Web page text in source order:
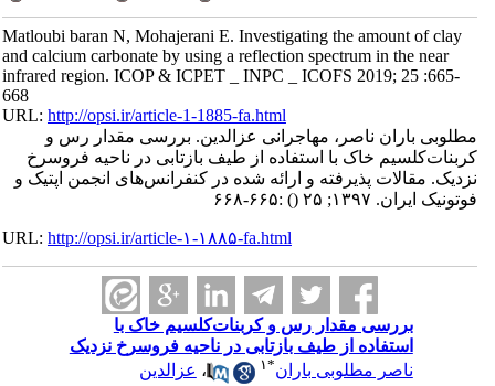
Matloubi baran N, Mohajerani E. Investigating the amount of clay
and calcium carbonate by using a reflection spectrum in the near
infrared region. ICOP & ICPET _ INPC _ ICOFS 2019; 25 :665-
668
URL:http://opsi.ir/article-1-1885-fa.html
مطلوبی باران ناصر، مهاجرانی عزالدین. بررسی مقدار رس و
کربنات‌کلسیم خاک با استفاده از طیف بازتابی در ناحیه فروسرخ
نزدیک. مقالات پذیرفته و ارائه شده در کنفرانس‌های انجمن اپتیک و
فوتونیک ایران. ۱۳۹۷; ۲۵
() :۶۶۵-۶۶۸
URL:http://opsi.ir/article-۱-۱۸۸۵-fa.html
بررسی مقدار رس و کربنات‌کلسیم خاک با
استفاده از طیف بازتابی در ناحیه فروسرخ نزدیک
ناصر مطلوبی باران
*۱ ،عزالدین